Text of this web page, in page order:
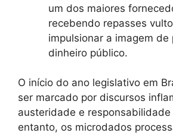
um dos maiores
recebendo repasses
impulsionar a imagem de
dinheiro público.
O início do ano legislativo em
ser marcado por discursos
austeridade e
entanto, os microdados